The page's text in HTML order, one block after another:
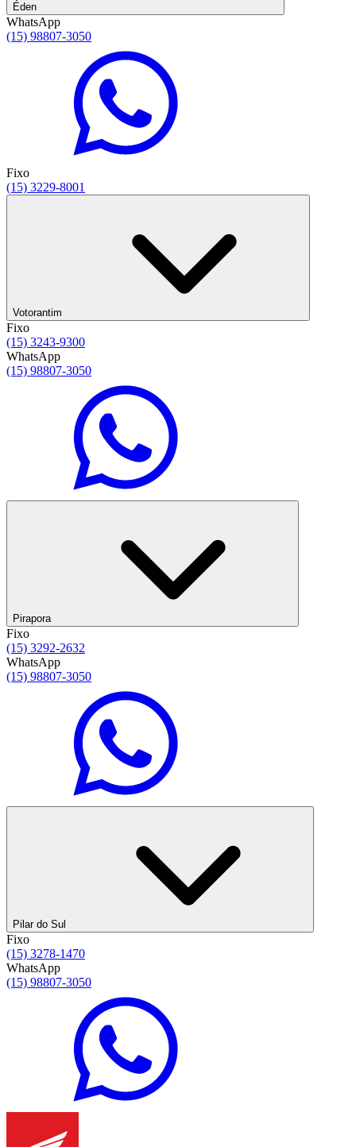
Éden
WhatsApp
(15) 98807-3050
Fixo
(15) 3229-8001
Votorantim
Fixo
(15) 3243-9300
WhatsApp
(15) 98807-3050
Pirapora
Fixo
(15) 3292-2632
WhatsApp
(15) 98807-3050
Pilar do Sul
Fixo
(15) 3278-1470
WhatsApp
(15) 98807-3050